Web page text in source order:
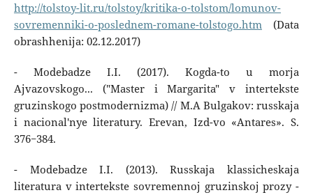
http://tolstoy-lit.ru/tolstoy/kritika-o-tolstom/lomunov-
sovremenniki-o-poslednem-romane-tolstogo.htm(Data
obrashhenija: 02.12.2017)
- Modebadze I.I. (2017). Kogda-to u morja
Ajvazovskogo... ("Master i Margarita" v intertekste
gruzinskogo postmodernizma) // M.A Bulgakov: russkaja
i nacional'nye literatury. Erevan, Izd-vo «Antares». S.
376−384.
- Modebadze I.I. (2013). Russkaja klassicheskaja
literatura v intertekste sovremennoj gruzinskoj prozy -